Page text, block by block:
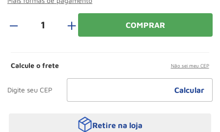
＋ COMPRAR
Calcule o frete Não sei meu CEP
Retire na loja